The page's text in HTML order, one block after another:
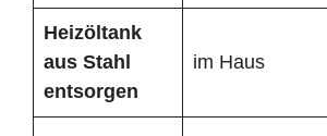
Heizöltank
aus Stahl
entsorgen
im Haus